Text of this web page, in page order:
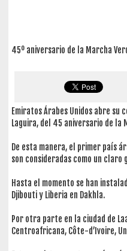
45º aniversario de la Marcha
Emiratos Árabes Unidos abre
Laguira, del 45 aniversario de la
De esta manera, el primer país
son consideradas como un
Hasta el momento se han
Djibouti y Liberia en Dakhla.
Por otra parte en la ciudad de
Centroafricana, Côte-d’Ivoire,